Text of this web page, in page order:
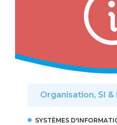
Organisation, SI &
SYSTÈMES